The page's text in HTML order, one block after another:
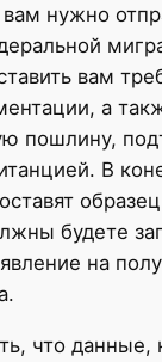
нужно
вам
а
пошлину,
В
будете
на
что данные,